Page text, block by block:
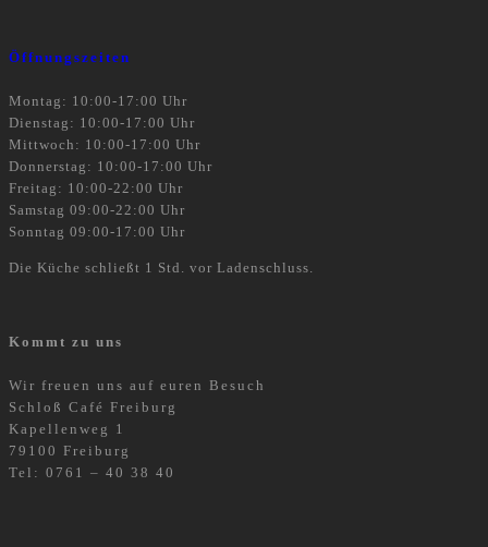
Öffnungszeiten
Montag: 10:00-17:00 Uhr
Dienstag: 10:00-17:00 Uhr
Mittwoch: 10:00-17:00 Uhr
Donnerstag: 10:00-17:00 Uhr
Freitag: 10:00-22:00 Uhr
Samstag 09:00-22:00 Uhr
Sonntag 09:00-17:00 Uhr
Die Küche schließt 1 Std. vor Ladenschluss.
Kommt zu uns
Wir freuen uns auf euren Besuch
Schloß Café Freiburg
Kapellenweg 1
79100 Freiburg
Tel: 0761 – 40 38 40